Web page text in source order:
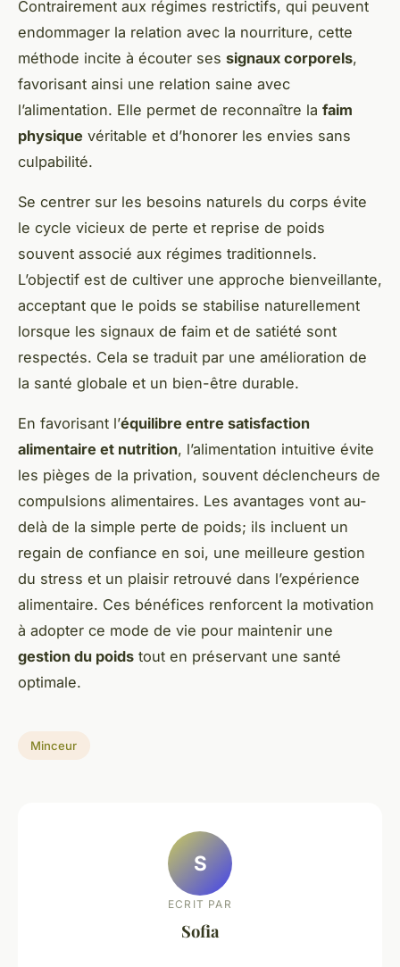
Contrairement aux régimes restrictifs, qui peuvent
endommager la relation avec la nourriture, cette
méthode incite à écouter ses signaux corporels,
favorisant ainsi une relation saine avec
l’alimentation. Elle permet de reconnaître la faim
physique véritable et d’honorer les envies sans
culpabilité.
Se centrer sur les besoins naturels du corps évite
le cycle vicieux de perte et reprise de poids
souvent associé aux régimes traditionnels.
L’objectif est de cultiver une approche bienveillante,
acceptant que le poids se stabilise naturellement
lorsque les signaux de faim et de satiété sont
respectés. Cela se traduit par une amélioration de
la santé globale et un bien-être durable.
En favorisant l’équilibre entre satisfaction
alimentaire et nutrition, l’alimentation intuitive évite
les pièges de la privation, souvent déclencheurs de
compulsions alimentaires. Les avantages vont au-
delà de la simple perte de poids; ils incluent un
regain de confiance en soi, une meilleure gestion
du stress et un plaisir retrouvé dans l’expérience
alimentaire. Ces bénéfices renforcent la motivation
à adopter ce mode de vie pour maintenir une
gestion du poids tout en préservant une santé
optimale.
Minceur
S
ECRIT PAR
Sofia